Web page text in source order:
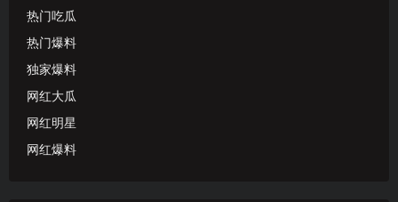
热门吃瓜
热门爆料
独家爆料
网红大瓜
网红明星
网红爆料